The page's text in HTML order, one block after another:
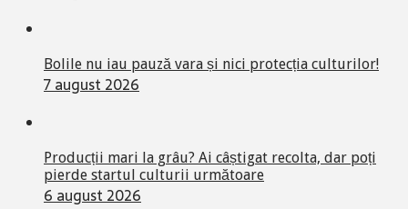
Bolile nu iau pauză vara și nici protecția culturilor!
7 august 2026
Producții mari la grâu? Ai câștigat recolta, dar poți
pierde startul culturii următoare
6 august 2026